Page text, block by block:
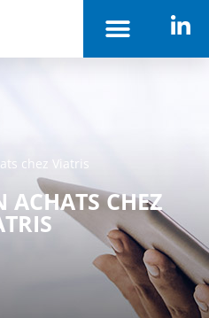
chez Viatris
CHEZ